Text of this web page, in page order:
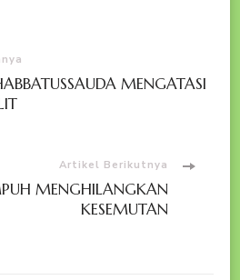
MENGATASI
Artikel Berikutnya
MENGHILANGKAN
KESEMUTAN